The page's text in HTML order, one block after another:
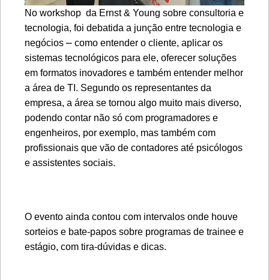
No workshop da Ernst & Young sobre consultoria e
tecnologia, foi debatida a junção entre tecnologia e
negócios ⎼ como entender o cliente, aplicar os
sistemas tecnológicos para ele, oferecer soluções
em formatos inovadores e também entender melhor
a área de TI. Segundo os representantes da
empresa, a área se tornou algo muito mais diverso,
podendo contar não só com programadores e
engenheiros, por exemplo, mas também com
profissionais que vão de contadores até psicólogos
e assistentes sociais.
O evento ainda contou com intervalos onde houve
sorteios e bate-papos sobre programas de trainee e
estágio, com tira-dúvidas e dicas.